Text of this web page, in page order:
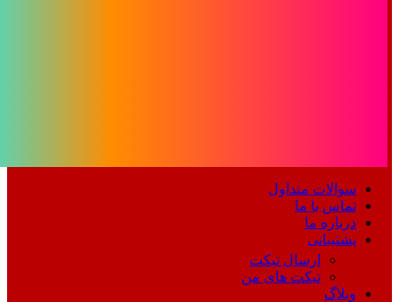
سوالات متداول
تماس با ما
درباره ما
پشتیبانی
ارسال تیکت
تیکت های من
وبلاگ